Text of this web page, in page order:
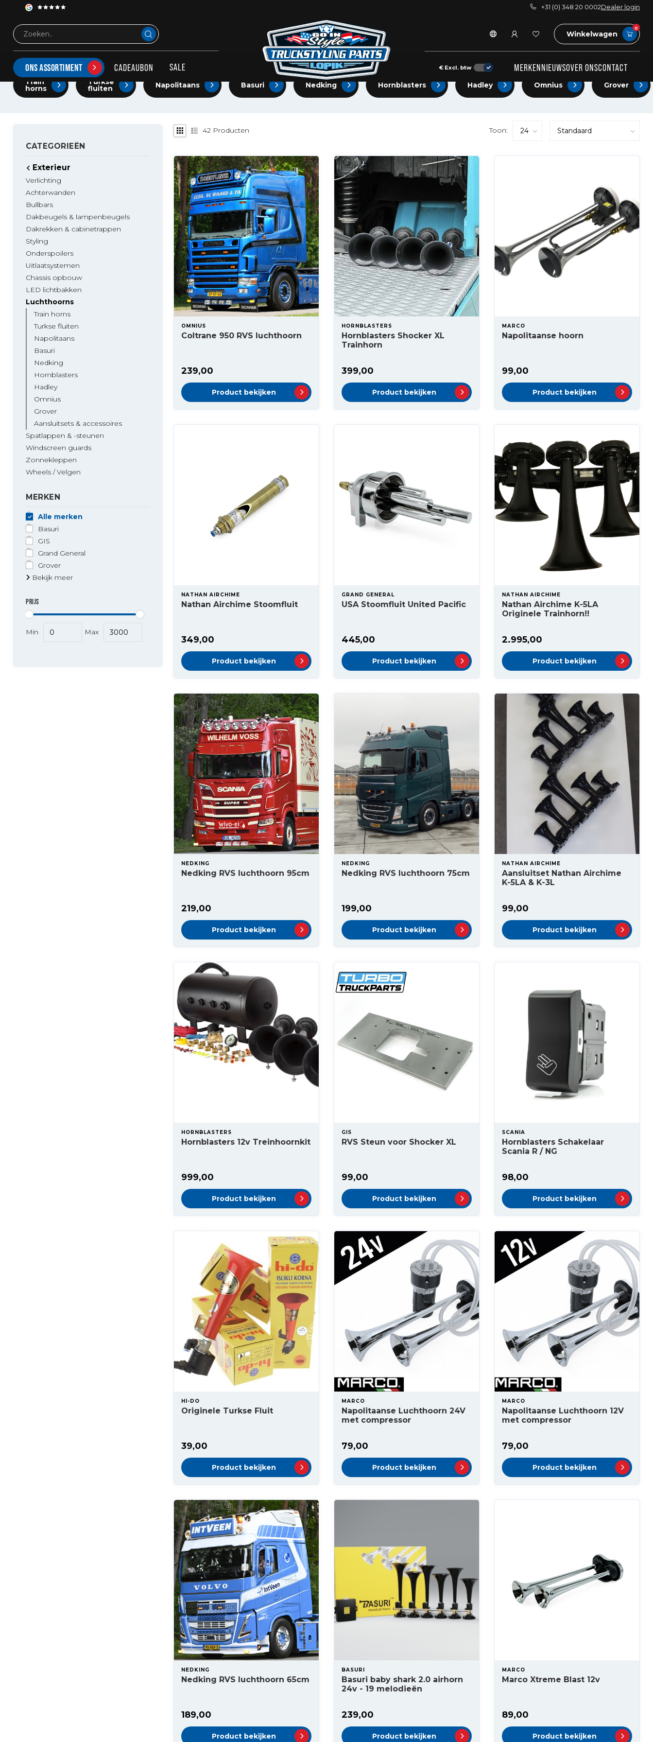
+31 (0) 348 20 0002Dealer login
Winkelwagen
0
ONS ASSORTIMENT CADEAUBON SALE € Excl. btw MERKENNIEUWSOVER ONSCONTACT
ONZE SELECTIE VAN DE BESTE LUCHTHOORNS OP DE MARKT!
Hier vind je een selectie van de beste en hardste luchthoorns op de markt!
Train
horns
Turkse
fluiten Napolitaans Basuri Nedking Hornblasters Hadley Omnius Grover
CATEGORIEËN
Exterieur
Verlichting
Achterwanden
Bullbars
Dakbeugels & lampenbeugels
Dakrekken & cabinetrappen
Styling
Onderspoilers
Uitlaatsystemen
Chassis opbouw
LED lichtbakken
Luchthoorns
Train horns
Turkse fluiten
Napolitaans
Basuri
Nedking
Hornblasters
Hadley
Omnius
Grover
Aansluitsets & accessoires
Spatlappen & -steunen
Windscreen guards
Zonnekleppen
Wheels / Velgen
MERKEN
Alle merken
Basuri
GIS
Grand General
Grover
Bekijk meer
PRIJS
Min Max
42 Producten Toon:
OMNIUS
Coltrane 950 RVS luchthoorn
239,00
Product bekijken
HORNBLASTERS
Hornblasters Shocker XL
Trainhorn
399,00
Product bekijken
MARCO
Napolitaanse hoorn
99,00
Product bekijken
NATHAN AIRCHIME
Nathan Airchime Stoomfluit
349,00
Product bekijken
GRAND GENERAL
USA Stoomfluit United Pacific
445,00
Product bekijken
NATHAN AIRCHIME
Nathan Airchime K-5LA
Originele Trainhorn!!
2.995,00
Product bekijken
NEDKING
Nedking RVS luchthoorn 95cm
219,00
Product bekijken
NEDKING
Nedking RVS luchthoorn 75cm
199,00
Product bekijken
NATHAN AIRCHIME
Aansluitset Nathan Airchime
K-5LA & K-3L
99,00
Product bekijken
HORNBLASTERS
Hornblasters 12v Treinhoornkit
999,00
Product bekijken
GIS
RVS Steun voor Shocker XL
99,00
Product bekijken
SCANIA
Hornblasters Schakelaar
Scania R / NG
98,00
Product bekijken
HI-DO
Originele Turkse Fluit
39,00
Product bekijken
MARCO
Napolitaanse Luchthoorn 24V
met compressor
79,00
Product bekijken
MARCO
Napolitaanse Luchthoorn 12V
met compressor
79,00
Product bekijken
NEDKING
Nedking RVS luchthoorn 65cm
189,00
Product bekijken
BASURI
Basuri baby shark 2.0 airhorn
24v - 19 melodieën
239,00
Product bekijken
MARCO
Marco Xtreme Blast 12v
89,00
Product bekijken